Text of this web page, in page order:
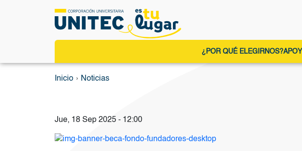
¿POR QUÉ ELEGIRNOS?
Ruta de navegación
Inicio Noticias
Jue, 18 Sep 2025 - 12:00
Imagen